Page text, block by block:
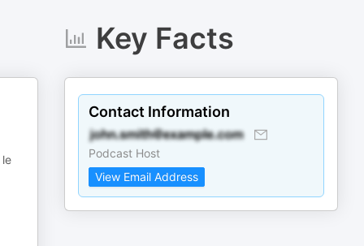
Key Facts
Contact Information
Podcast Host
View Email Address